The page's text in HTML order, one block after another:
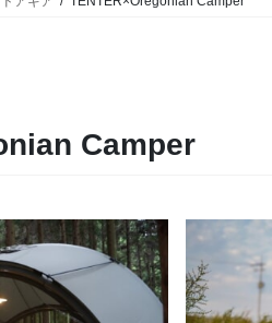
Camper